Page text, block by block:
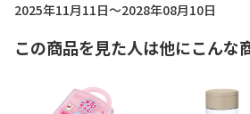
2025年11月11日～2028年08月10日
この商品を見た人は他にこんな